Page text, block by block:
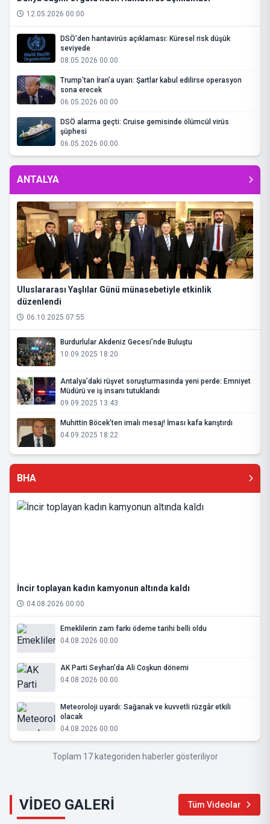
12.05.2026 00:00
DSÖ’den hantavirüs açıklaması: Küresel risk düşük
seviyede
08.05.2026 00:00
Trump’tan İran’a uyarı: Şartlar kabul edilirse operasyon
sona erecek
06.05.2026 00:00
DSÖ alarma geçti: Cruise gemisinde ölümcül virüs
şüphesi
06.05.2026 00:00
ANTALYA
Uluslararası Yaşlılar Günü münasebetiyle etkinlik
düzenlendi
06.10.2025 07:55
Burdurlular Akdeniz Gecesi’nde Buluştu
10.09.2025 18:20
Antalya’daki rüşvet soruşturmasında yeni perde: Emniyet
Müdürü ve iş insanı tutuklandı
09.09.2025 13:43
Muhittin Böcek’ten imalı mesaj! İması kafa karıştırdı
04.09.2025 18:22
BHA
İncir toplayan kadın kamyonun altında kaldı
04.08.2026 00:00
Emeklilerin zam farkı ödeme tarihi belli oldu
04.08.2026 00:00
AK Parti Seyhan’da Ali Coşkun dönemi
04.08.2026 00:00
Meteoroloji uyardı: Sağanak ve kuvvetli rüzgâr etkili
olacak
04.08.2026 00:00
Toplam 17 kategoriden haberler gösteriliyor
VİDEO GALERİ Tüm Videolar